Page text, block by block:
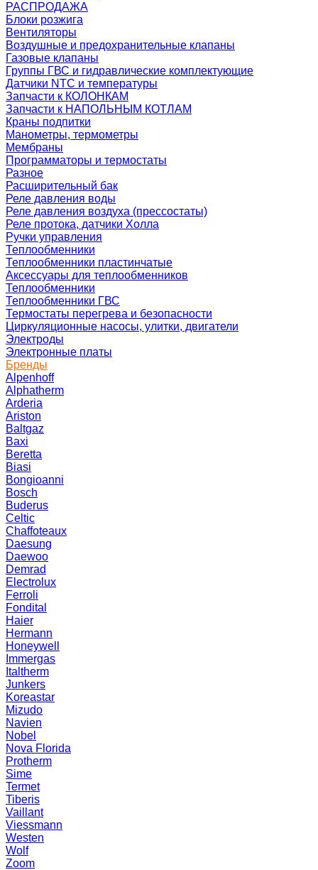
РАСПРОДАЖА
Блоки розжига
Вентиляторы
Воздушные и предохранительные клапаны
Газовые клапаны
Группы ГВС и гидравлические комплектующие
Датчики NTC и температуры
Запчасти к КОЛОНКАМ
Запчасти к НАПОЛЬНЫМ КОТЛАМ
Краны подпитки
Манометры, термометры
Мембраны
Программаторы и термостаты
Разное
Расширительный бак
Реле давления воды
Реле давления воздуха (прессостаты)
Реле протока, датчики Холла
Ручки управления
Теплообменники
Теплообменники пластинчатые
Аксессуары для теплообменников
Теплообменники
Теплообменники ГВС
Термостаты перегрева и безопасности
Циркуляционные насосы, улитки, двигатели
Электроды
Электронные платы
Бренды
Alpenhoff
Alphatherm
Arderia
Ariston
Baltgaz
Baxi
Beretta
Biasi
Bongioanni
Bosch
Buderus
Celtic
Chaffoteaux
Daesung
Daewoo
Demrad
Electrolux
Ferroli
Fondital
Haier
Hermann
Honeywell
Immergas
Italtherm
Junkers
Koreastar
Mizudо
Navien
Nobel
Nova Florida
Protherm
Sime
Termet
Tiberis
Vaillant
Viessmann
Westen
Wolf
Zoom